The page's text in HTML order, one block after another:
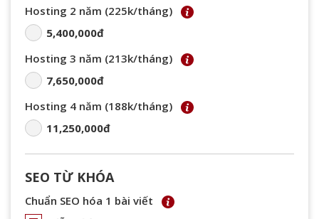
Hosting 2 năm (225k/tháng)
5,400,000đ
Hosting 3 năm (213k/tháng)
7,650,000đ
Hosting 4 năm (188k/tháng)
11,250,000đ
SEO TỪ KHÓA
Chuẩn SEO hóa 1 bài viết